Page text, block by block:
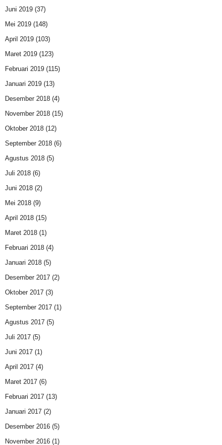
Juni 2019 (37)
Mei 2019 (148)
April 2019 (103)
Maret 2019 (123)
Februari 2019 (115)
Januari 2019 (13)
Desember 2018 (4)
November 2018 (15)
Oktober 2018 (12)
September 2018 (6)
Agustus 2018 (5)
Juli 2018 (6)
Juni 2018 (2)
Mei 2018 (9)
April 2018 (15)
Maret 2018 (1)
Februari 2018 (4)
Januari 2018 (5)
Desember 2017 (2)
Oktober 2017 (3)
September 2017 (1)
Agustus 2017 (5)
Juli 2017 (5)
Juni 2017 (1)
April 2017 (4)
Maret 2017 (6)
Februari 2017 (13)
Januari 2017 (2)
Desember 2016 (5)
November 2016 (1)